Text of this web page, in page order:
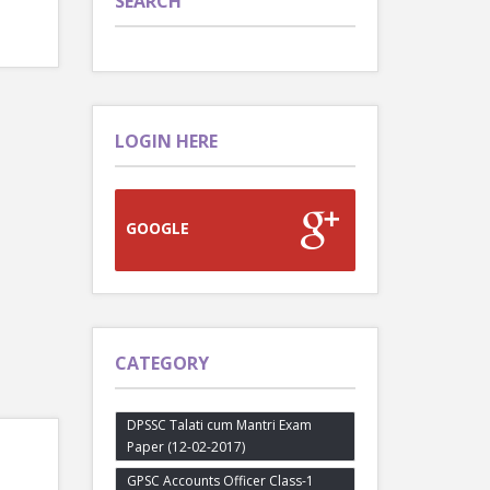
LOGIN HERE
GOOGLE
CATEGORY
DPSSC Talati cum Mantri Exam
Paper (12-02-2017)
GPSC Accounts Officer Class-1